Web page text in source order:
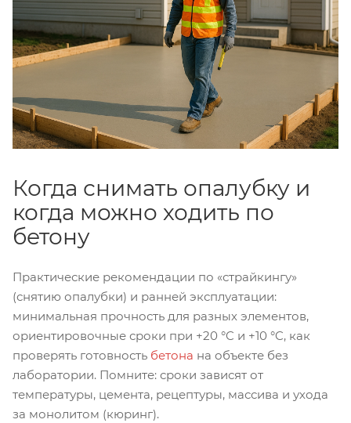
Когда снимать опалубку и
когда можно ходить по
бетону
Практические рекомендации по «страйкингу»
(снятию опалубки) и ранней эксплуатации:
минимальная прочность для разных элементов,
ориентировочные сроки при +20 °C и +10 °C, как
проверять готовность бетона на объекте без
лаборатории. Помните: сроки зависят от
температуры, цемента, рецептуры, массива и ухода
за монолитом (кюринг).